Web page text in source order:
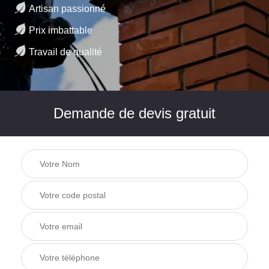
Artisan passionné
Prix imbattable
Travail de qualité
Demande de devis gratuit